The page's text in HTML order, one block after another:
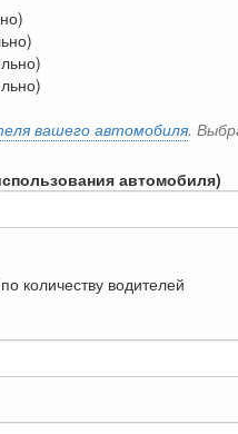
вашего автомобиля.
автомобиля)
количеству водителей